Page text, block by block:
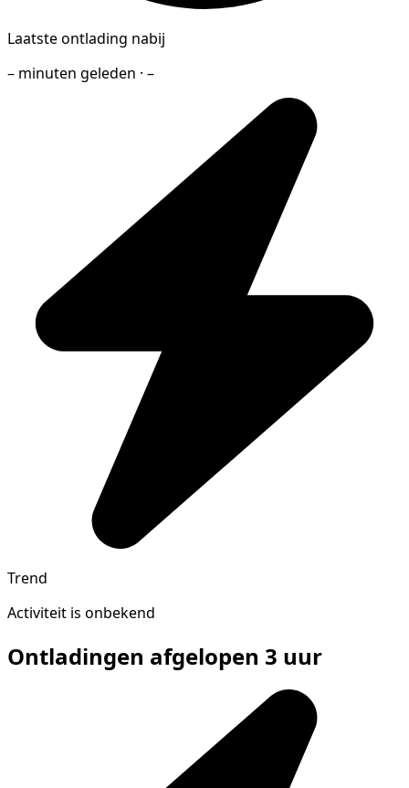
Laatste ontlading nabij
– minuten geleden · –
Trend
Activiteit is onbekend
Ontladingen afgelopen 3 uur